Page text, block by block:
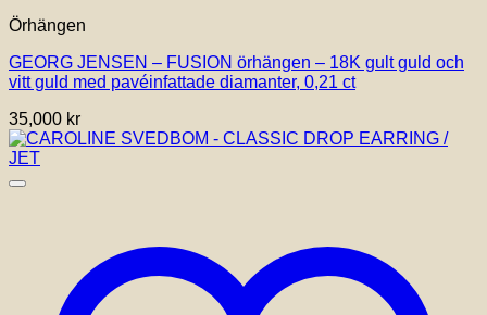
Örhängen
GEORG JENSEN – FUSION örhängen – 18K gult guld och
vitt guld med pavéinfattade diamanter, 0,21 ct
35,000 kr